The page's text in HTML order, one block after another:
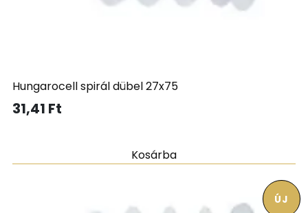
Hungarocell spirál dübel 27x75
31,41 Ft
Kosárba
ÚJ